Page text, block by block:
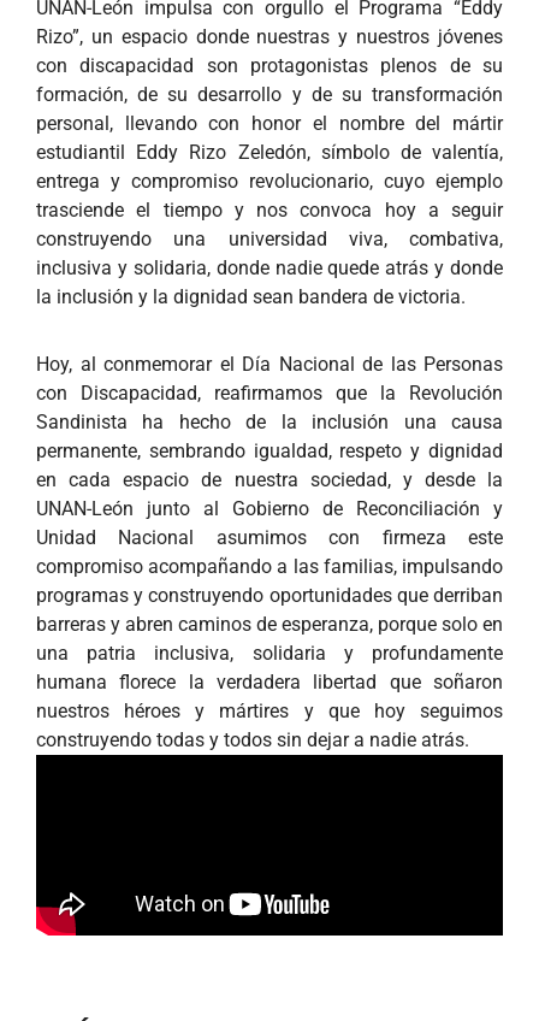
UNAN-León impulsa con orgullo el Programa “Eddy
Rizo”, un espacio donde nuestras y nuestros jóvenes
con discapacidad son protagonistas plenos de su
formación, de su desarrollo y de su transformación
personal, llevando con honor el nombre del mártir
estudiantil Eddy Rizo Zeledón, símbolo de valentía,
entrega y compromiso revolucionario, cuyo ejemplo
trasciende el tiempo y nos convoca hoy a seguir
construyendo una universidad viva, combativa,
inclusiva y solidaria, donde nadie quede atrás y donde
la inclusión y la dignidad sean bandera de victoria.
Hoy, al conmemorar el Día Nacional de las Personas
con Discapacidad, reafirmamos que la Revolución
Sandinista ha hecho de la inclusión una causa
permanente, sembrando igualdad, respeto y dignidad
en cada espacio de nuestra sociedad, y desde la
UNAN-León junto al Gobierno de Reconciliación y
Unidad Nacional asumimos con firmeza este
compromiso acompañando a las familias, impulsando
programas y construyendo oportunidades que derriban
barreras y abren caminos de esperanza, porque solo en
una patria inclusiva, solidaria y profundamente
humana florece la verdadera libertad que soñaron
nuestros héroes y mártires y que hoy seguimos
construyendo todas y todos sin dejar a nadie atrás.